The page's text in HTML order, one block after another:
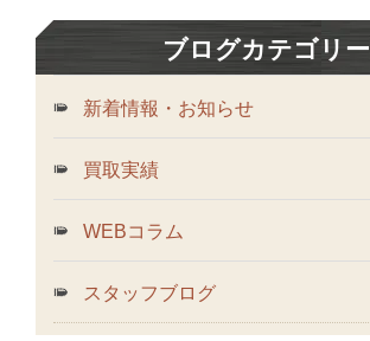
ブログカテゴリー
新着情報・お知らせ
買取実績
WEBコラム
スタッフブログ